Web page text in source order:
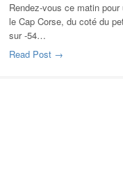
Rendez-vous ce matin
le Cap Corse, du coté du
sur -54…
Read Post →